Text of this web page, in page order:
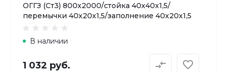
ОГГЗ (Ст3) 800х2000/стойка 40х40х1,5/
перемычки 40х20х1,5/заполнение 40х20х1,5
В наличии
1 032 руб.